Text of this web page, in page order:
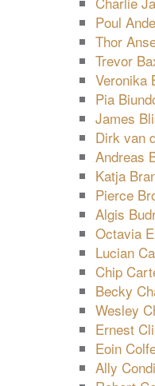
Poul
Thor
Trevor
Veronika
Pia
James
Dirk van
Andreas
Katja
Pierce
Algis
Octavia
Lucian
Chip
Becky
Wesley
Ernest
Eoin
Ally